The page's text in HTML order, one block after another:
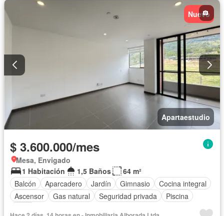
Nuevo
Apartaestudio
$ 3.600.000/mes
Mesa, Envigado
1 Habitación
1,5 Baños
64 m²
Balcón
Aparcadero Jardín Gimnasio
Cocina integral
Ascensor
Gas natural Seguridad privada
Piscina